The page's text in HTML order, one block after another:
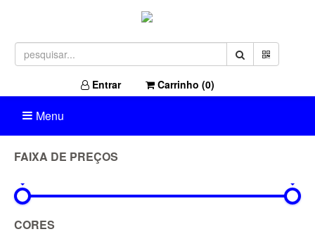
Entrar Carrinho (0)
Menu
FAIXA DE PREÇOS
CORES